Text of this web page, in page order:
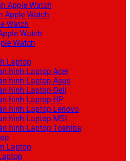
Apple Watch
Apple Watch
Watch
Watch
Watch
Laptop
hình Laptop Acer
hình Laptop Asus
hình Laptop Dell
hình Laptop HP
hình Laptop Lenovo
hình Laptop MSI
hình Laptop Toshiba
Laptop